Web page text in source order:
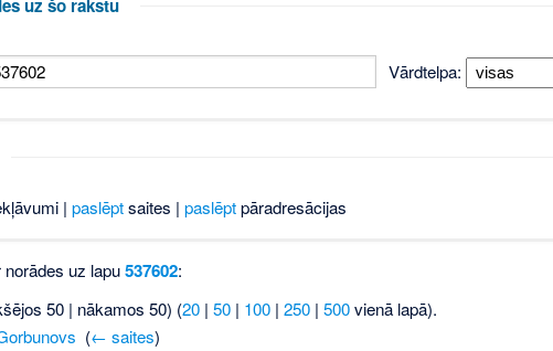
uz šo rakstu
Vārdtelpa:
|paslēptsaites |paslēptpāradresācijas
uz lapu537602:
50 | nākamos 50) (20| 50| 100| 250| 500vienā lapā).
(← saites)